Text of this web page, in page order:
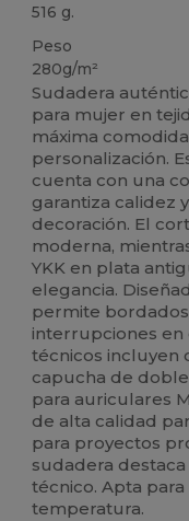
516 g.
Peso
280g/m²
Sudadera
para mujer en
máxima
personalización.
cuenta con una
garantiza calidez
decoración. El
moderna,
YKK en plata
elegancia.
permite
interrupciones en
técnicos incluyen
capucha de
para auriculares
de alta calidad
para proyectos
sudadera
técnico. Apta para
temperatura.